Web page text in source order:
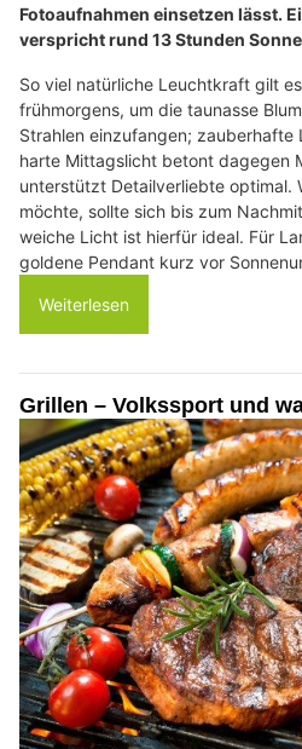
Fotoaufnahmen einsetzen lässt.
verspricht rund 13 Stunden
So viel natürliche Leuchtkraft gilt
frühmorgens, um die taunasse
Strahlen einzufangen;
harte Mittagslicht betont dagegen
unterstützt Detailverliebte optimal.
möchte, sollte sich bis zum
weiche Licht ist hierfür ideal. Für
goldene Pendant kurz vor
Weiterlesen
Grillen – Volkssport und